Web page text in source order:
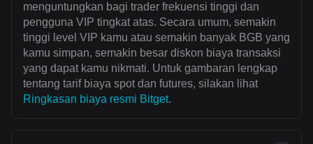
menguntungkan bagi trader frekuensi tinggi dan
pengguna VIP tingkat atas. Secara umum, semakin
tinggi level VIP kamu atau semakin banyak BGB yang
kamu simpan, semakin besar diskon biaya transaksi
yang dapat kamu nikmati. Untuk gambaran lengkap
tentang tarif biaya spot dan futures, silakan lihat
Ringkasan biaya resmi Bitget.